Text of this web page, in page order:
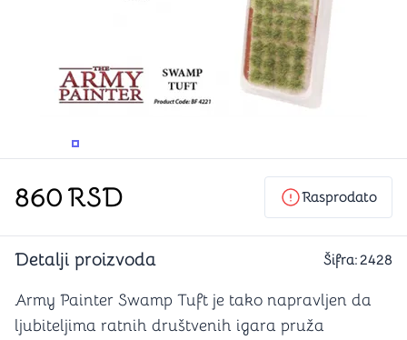
PROMENITE UGAO GLEDANJA
PROMENITE UGAO GLEDANJA
860RSD Rasprodato
Detalji proizvoda Šifra:2428
Army Painter Swamp Tuft je tako napravljen da
ljubiteljima ratnih društvenih igara pruža